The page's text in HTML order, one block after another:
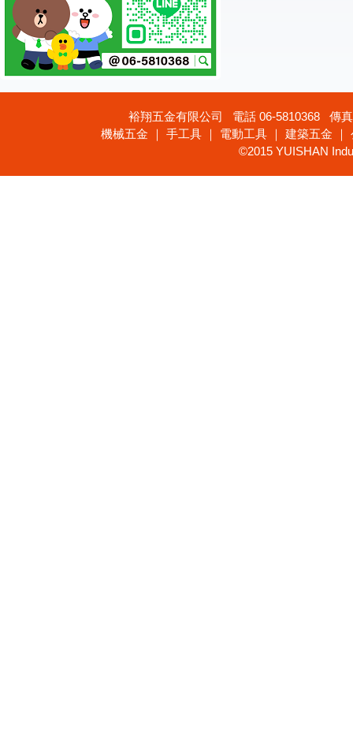
裕翔五金有限公司 電話 06-5810368 傳
機械五金 ｜ 手工具 ｜ 電動工具 ｜ 建築五金
©2015 YUISHAN